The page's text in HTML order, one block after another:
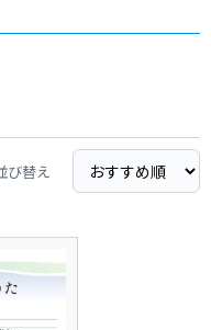
び替え